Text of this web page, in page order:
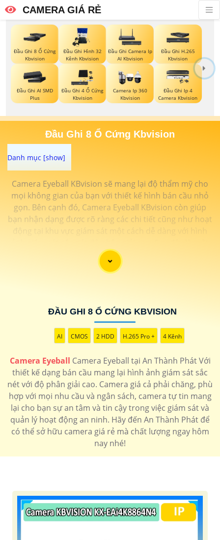
CAMERA GIÁ RẺ
Đầu Ghi 8 Ổ Cứng
Kbvision
Đầu Ghi Hình 32
Kênh Kbvision
Đầu Ghi Camera Ip
AI Kbvision
Đầu Ghi H.265
Kbvision
Đầu Ghi AI SMD
Plus
Đầu Ghi 4 Ổ Cứng
Kbvision
Camera Ip 360
Kbvision
Đầu Ghi Ip 4
Camera Kbvision
Đầu Ghi 8 Ổ Cứng Kbvision
Camera Eyeball KBvision sẽ mang lại độ thẩm mỹ cho
mọi không gian của bạn với thiết kế hình bán cầu nhỏ
gọn. Bên cạnh đó, Camera Eyeball KBvision còn giúp
bạn nhận dạng được rõ ràng các chi tiết cũng như hoạt
động tại khu vực giám sát một cách dễ dàng với hình
số camera chất lượng đề xuất dành cho bạn
'
ĐẦU GHI 8 Ổ CỨNG KBVISION
AI CMOS 2 HDD H.265 Pro + 4 Kênh
Camera Eyeball Camera Eyeball tại An Thành Phát Với
thiết kế dạng bán cầu mang lại hình ảnh giám sát sắc
nét với độ phân giải cao. Camera giá cả phải chăng, phù
hợp với mọi nhu cầu và ngân sách, camera tự tin mang
lại cho bạn sự an tâm và tin cậy trong việc giám sát và
quản lý hoạt động an ninh. Hãy đến An Thành Phát để
có thể sở hữu camera giá rẻ mà chất lượng ngay hôm
nay nhé!